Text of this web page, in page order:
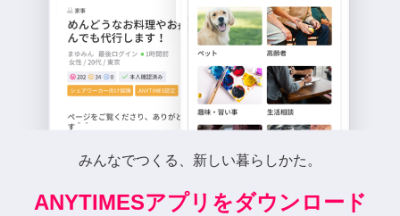
みんなでつくる、新しい暮らしかた。
ANYTIMESアプリをダウンロード